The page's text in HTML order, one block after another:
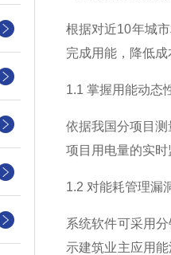
根据对近10年城
完成用能，降低
1.1 掌握用能动态
依据我国分项目
项目用电量的实时
1.2 对能耗管理漏
系统软件可采用
示建筑业主应用